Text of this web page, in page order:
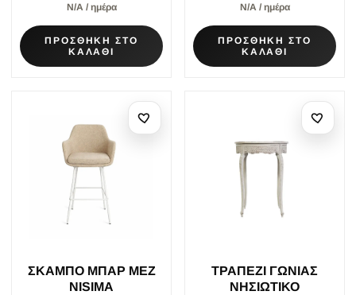
Ν/Α / ημέρα
ΠΡΟΣΘΗΚΗ ΣΤΟ
ΚΑΛΑΘΙ
Ν/Α / ημέρα
ΠΡΟΣΘΗΚΗ ΣΤΟ
ΚΑΛΑΘΙ
ΣΚΑΜΠΟ ΜΠΑΡ ΜΕΖ
NISIMA
ΤΡΑΠΕΖΙ ΓΩΝΙΑΣ
ΝΗΣΙΩΤΙΚΟ